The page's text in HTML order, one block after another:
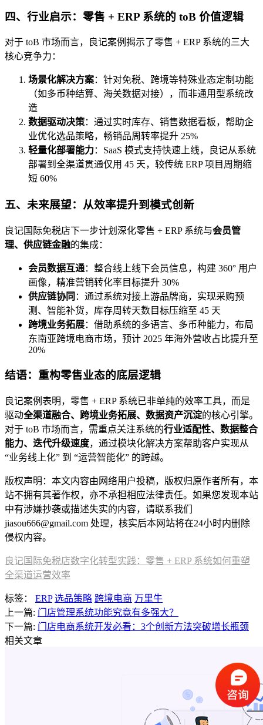
四、行业启示：零售 + ERP 系统的 toB 价值逻辑
对于 toB 市场而言，良记案例揭示了零售 + ERP 系统的三大
核心竞争力：
场景化解决方案：针对免税、跨境等特殊业态定制功能
（如多币种结算、海关数据对接），而非通用型系统改
造
数据驱动决策：通过实时库存、销售数据看板，帮助企
业优化选品策略，畅销品周转率提升 25%
轻量化部署能力：SaaS 模式支持快速上线，良记从系统
部署到全渠道贯通仅用 45 天，较传统 ERP 项目周期缩
短 60%
五、未来展望：从效率提升到模式创新
良记国际免税店下一步计划深化零售 + ERP 系统与会员管
理、供应链金融的集成：
会员数据互通：整合线上线下会员信息，构建 360° 用户
画像，精准营销转化率目标提升 30%
供应链协同 ：通过系统对接上游品牌商，实现采购预
测、智能补货，库存周转天数目标压缩至 45 天
跨境业务拓展：借助系统的多语言、多币种能力，布局
东南亚跨境电商市场，预计 2025 年海外营收占比提升至
20%
结语：重构零售业态的底层逻辑
良记案例表明，零售 + ERP 系统已非单纯的效率工具，而是
驱动全渠道融合、跨境业务拓展、数据资产沉淀的核心引擎。
对于 toB 市场而言，需重点关注系统的行业适配性、数据整合
能力、迭代升级速度，通过模块化解决方案帮助客户实现从
“业务线上化” 到 “运营智能化” 的跨越。
版权声明：本文内容由网络用户投稿，版权归原作者所有，本
站不拥有其著作权，亦不承担相应法律责任。如果您发现本站
中有涉嫌抄袭或描述失实的内容，请联系我们
jiasou666@gmail.com 处理，核实后本网站将在24小时内删除
侵权内容。
良记国际免税店数字化转型实践：零售 + ERP 系统如何重塑
全渠道运营效率
标签： ERP 选品策略 跨境电商 万里牛
上一篇: 门店管理系统功能究竟有多强大？
下一篇: 门店电商系统开发必看：3个创新方法突破增长瓶颈
相关文章